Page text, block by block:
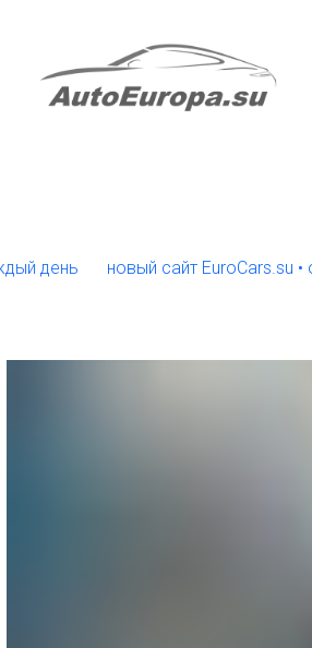
новый сайт EuroCars.su •